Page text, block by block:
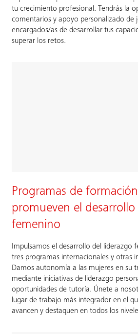
tu crecimiento profesional. Tendrás la
comentarios y apoyo personalizado de
encargados/as de desarrollar tus
superar los retos.
Programas de
promueven el
femenino
Impulsamos el desarrollo del liderazgo
tres programas internacionales y otras
Damos autonomía a las mujeres en su
mediante iniciativas de liderazgo
oportunidades de tutoría. Únete a
lugar de trabajo más integrador en el
avancen y destaquen en todos los